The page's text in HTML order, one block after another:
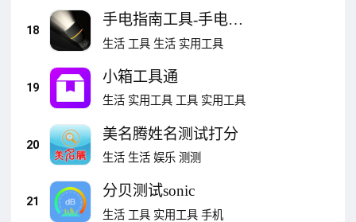
18
手电指南工具-手电筒
指南针
生活 工具 生活 实用工具
19
小箱工具通
生活 实用工具 工具 实用工具
20
美名腾姓名测试打分
生活 生活 娱乐 测测
21
分贝测试sonic
生活 工具 实用工具 手机